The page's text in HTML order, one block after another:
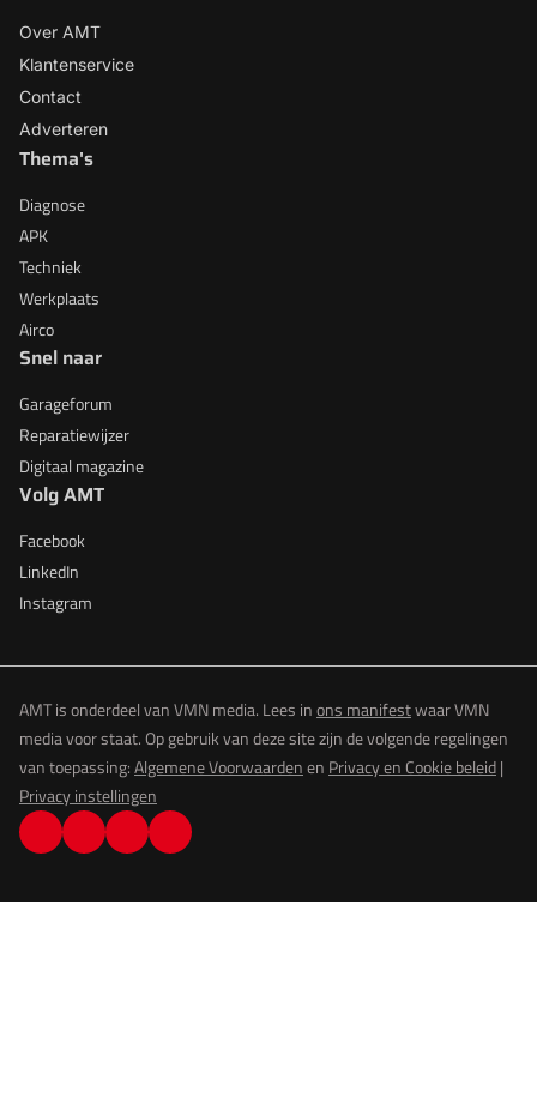
Over AMT
Klantenservice
Contact
Adverteren
Thema's
Diagnose
APK
Techniek
Werkplaats
Airco
Snel naar
Garageforum
Reparatiewijzer
Digitaal magazine
Volg AMT
Facebook
LinkedIn
Instagram
AMT is onderdeel van VMN media. Lees inons manifestwaar VMN
media voor staat. Op gebruik van deze site zijn de volgende regelingen
van toepassing:Algemene Voorwaardenen Privacy en Cookie beleid|
Privacy instellingen